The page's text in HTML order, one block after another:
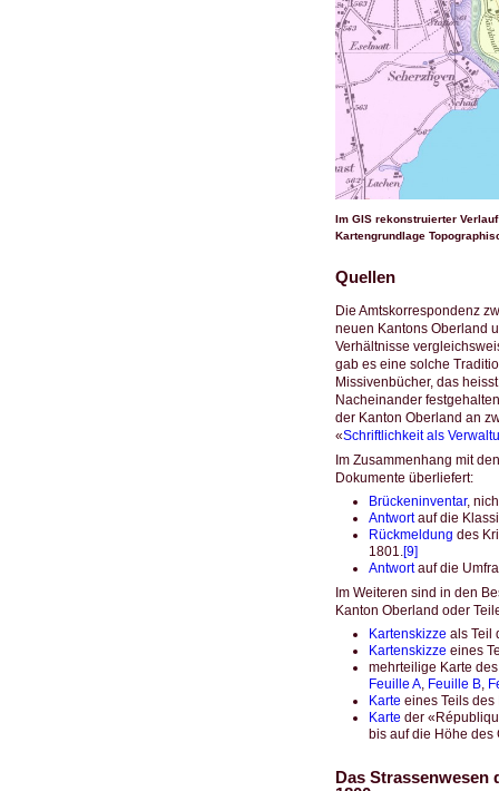
Im GIS rekonstruierter
Kartengrundlage
Quellen
Die Amtskorrespondenz
neuen Kantons Oberland
Verhältnisse
gab es eine solche
Missivenbücher, das
Nacheinander
der Kanton Oberland an
«Schriftlichkeit als
Im Zusammenhang mit
Dokumente überliefert:
Brückeninventar,
Antwortauf die
Rückmeldung des
1801.[9]
Antwortauf die
Im Weiteren sind in den
Kanton Oberland oder
Kartenskizze als Teil
Kartenskizze eines
mehrteilige Karte
Feuille A, Feuille B,
Karte eines Teils
Karte der
bis auf die Höhe des
Das Strassenwesen